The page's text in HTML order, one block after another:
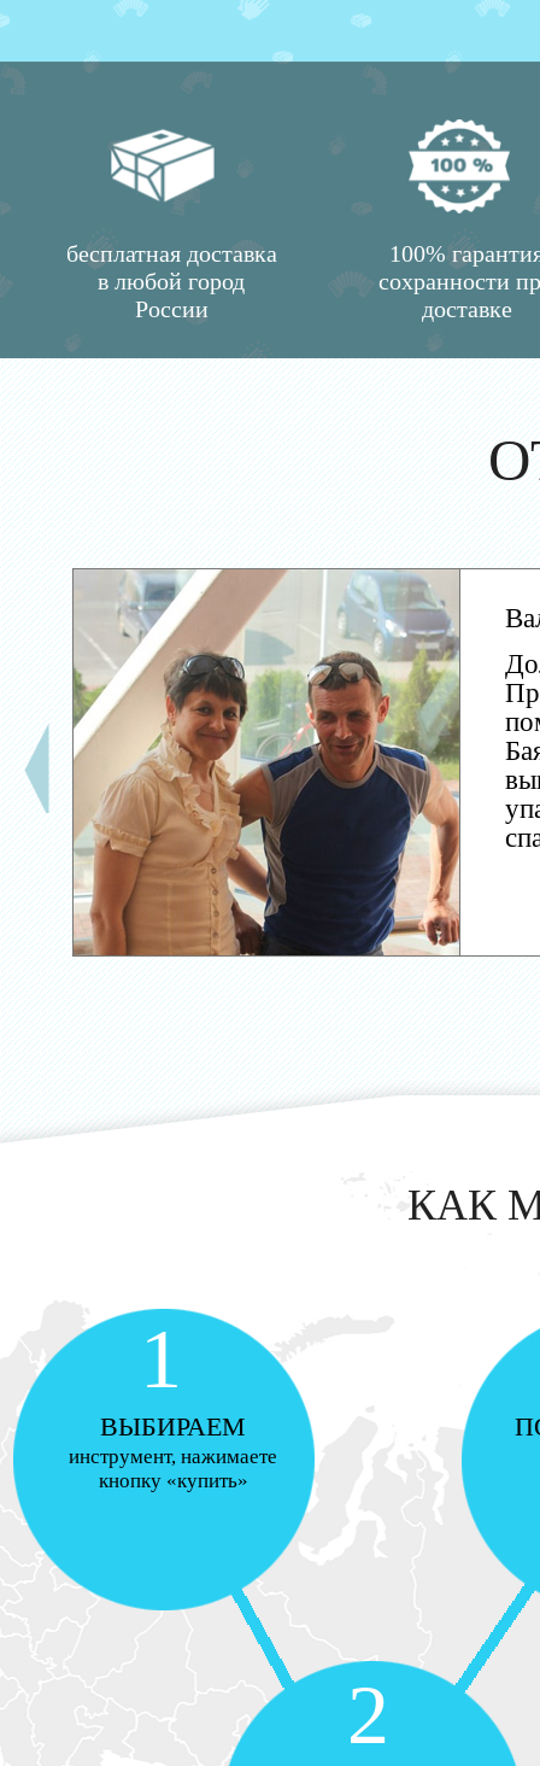
бесплатная доставка
в любой город
России
100%
сохранности
доставке
КАК
1
ВЫБИРАЕМ
инструмент, нажимаете
кнопку «купить»
2